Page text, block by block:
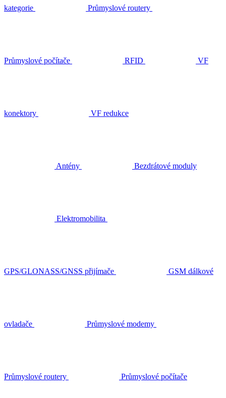
kategorie Průmyslové routery
Průmyslové počítače RFID VF
konektory VF redukce
Antény Bezdrátové moduly
Elektromobilita
GPS/GLONASS/GNSS přijímače GSM dálkové
ovladače Průmyslové modemy
Průmyslové routery Průmyslové počítače